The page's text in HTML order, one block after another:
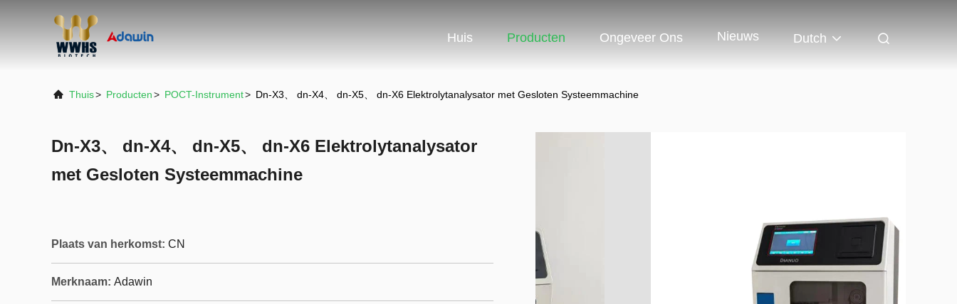
Huis Producten Ongeveer Ons Nieuws Dutch
Thuis> Producten> POCT-Instrument> Dn-X3、 dn-X4、 dn-X5、 dn-X6 Elektrolytanalysator met Gesloten Systeemmachine
Dn-X3、 dn-X4、 dn-X5、 dn-X6 Elektrolytanalysator
met Gesloten Systeemmachine
Plaats van herkomst: CN
Merknaam: Adawin